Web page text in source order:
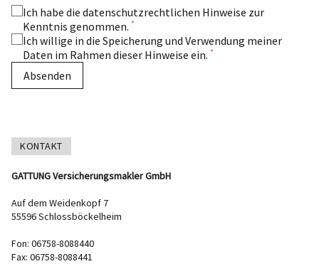
Ich habe die datenschutzrechtlichen Hinweise zur
Kenntnis genommen. *
Ich willige in die Speicherung und Verwendung meiner
Daten im Rahmen dieser Hinweise ein. *
Absenden
KONTAKT
GATTUNG Versicherungsmakler GmbH
Auf dem Weidenkopf 7
55596 Schlossböckelheim
Fon: 06758-8088440
Fax: 06758-8088441